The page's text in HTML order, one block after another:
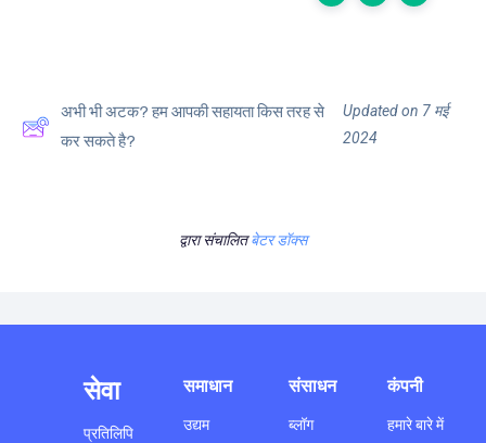
अभी भी अटक? हम आपकी सहायता किस तरह से
कर सकते है?
Updated on 7 मई
2024
द्वारा संचालितबेटर डॉक्स
सेवा
प्रतिलिपि
समाधान
उद्यम
संसाधन
ब्लॉग
कंपनी
हमारे बारे में